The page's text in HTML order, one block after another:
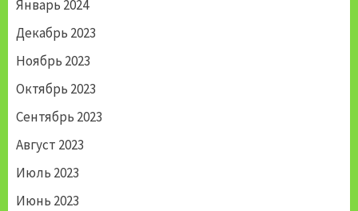
Январь 2024
Декабрь 2023
Ноябрь 2023
Октябрь 2023
Сентябрь 2023
Август 2023
Июль 2023
Июнь 2023